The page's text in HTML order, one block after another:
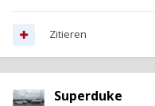
Zitieren
Superduke